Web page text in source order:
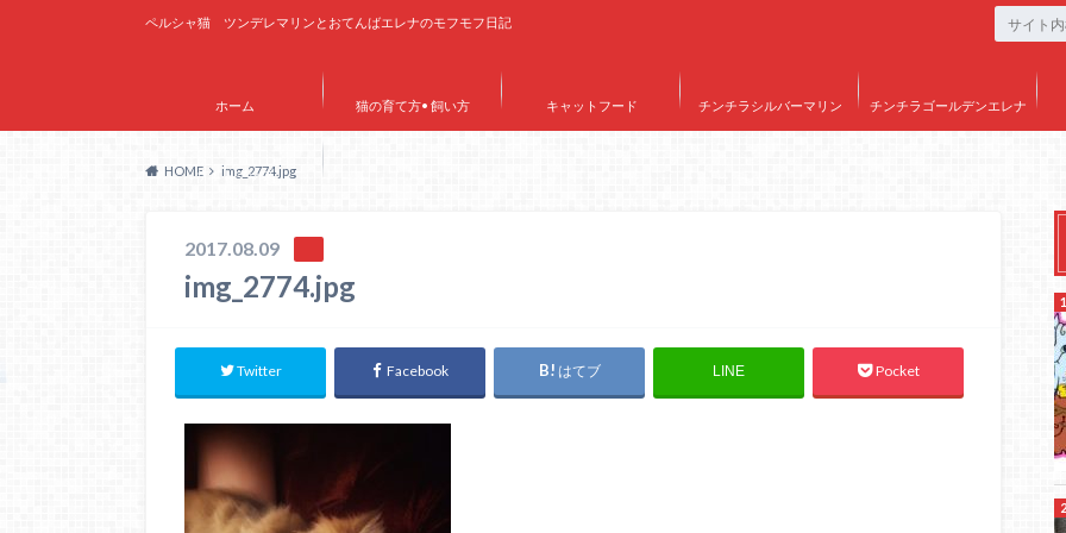
ペルシャ猫 ツンデレマリンとおてんばエレナのモフモフ日記
ホーム 猫の育て方• 飼い方 キャットフード チンチラシルバーマリン チンチラゴールデンエレナ
サイトマップ
HOME img_2774.jpg
2017.08.09
img_2774.jpg
Twitter Facebook はてブ LINE Pocket